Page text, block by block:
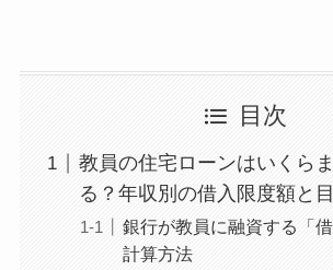
目次
教員の住宅ローンはいくら
る？年収別の借入限度額と
銀行が教員に融資する「
計算方法